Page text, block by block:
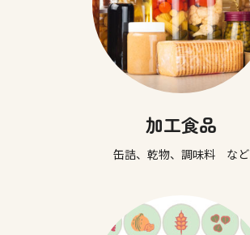
加工食品
缶詰、乾物、調味料 など